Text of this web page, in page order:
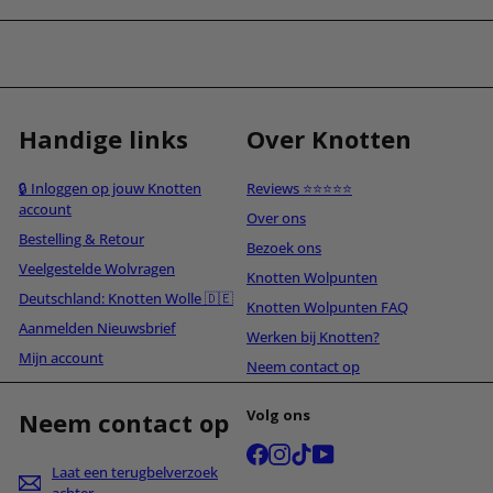
Handige links
🔒 Inloggen op jouw Knotten
account
Bestelling & Retour
Veelgestelde Wolvragen
Deutschland: Knotten Wolle 🇩🇪
Aanmelden Nieuwsbrief
Mijn account
Over Knotten
Reviews ⭐⭐⭐⭐⭐
Over ons
Bezoek ons
Knotten Wolpunten
Knotten Wolpunten FAQ
Werken bij Knotten?
Neem contact op
Neem contact op
Laat een terugbelverzoek
Volg ons
Facebook
Instagram
TikTokYouTube